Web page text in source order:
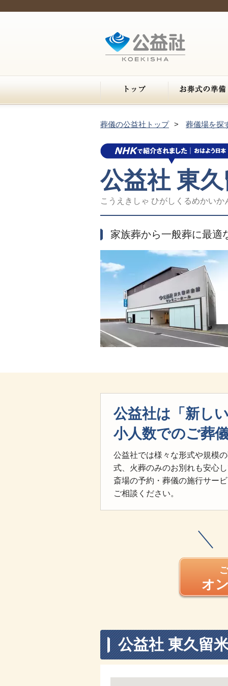
葬儀の公益社トップ 葬儀場を探
公益社 東
こうえきしゃ ひがしくるめかいか
家族葬から一般葬に最適
公益社は「新し
小人数でのご葬
公益社では様々な形式や規模
式、火葬のみのお別れも安心
斎場の予約・葬儀の施行サー
ご相談ください。
オ
公益社 東久留